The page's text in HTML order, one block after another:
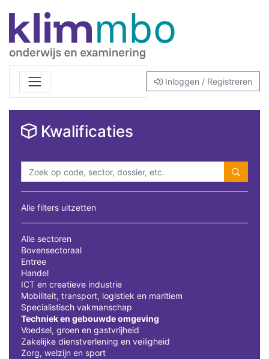
Inloggen / Registreren
Kwalificaties
Alle filters uitzetten
Alle sectoren
Bovensectoraal
Entree
Handel
ICT en creatieve industrie
Mobiliteit, transport, logistiek en maritiem
Specialistisch vakmanschap
Techniek en gebouwde omgeving
Voedsel, groen en gastvrijheid
Zakelijke dienstverlening en veiligheid
Zorg, welzijn en sport